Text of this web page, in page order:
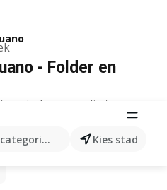
producten...
Kies stad
- Folder en
vinden voor die term.
in actie –